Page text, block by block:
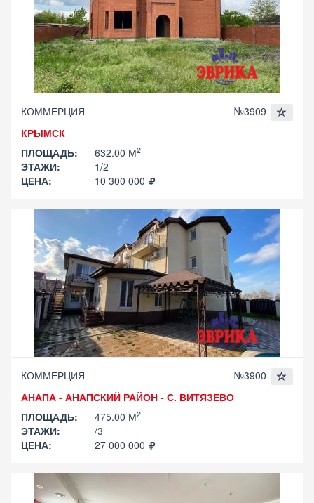
КОММЕРЦИЯ
№3909
КРЫМСК
ПЛОЩАДЬ:
632.00 М2
ЭТАЖИ:
1/2
ЦЕНА:
10 300 000
КОММЕРЦИЯ
№3900
АНАПА - АНАПСКИЙ РАЙОН - С. ВИТЯЗЕВО
ПЛОЩАДЬ:
475.00 М2
ЭТАЖИ:
/3
ЦЕНА:
27 000 000